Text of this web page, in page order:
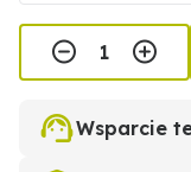
Wsparcie